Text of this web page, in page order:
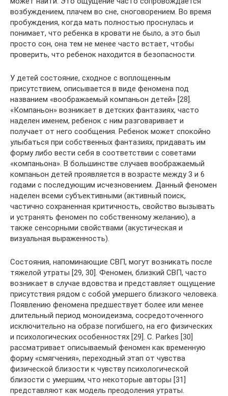
возбуждением, плачем во сне, сноговорением. Во время
пробуждения, когда мать полностью проснулась и
понимает, что ребенка в кровати не было, а это был
просто сон, она тем не менее часто встает, чтобы
проверить, что ребенок находится в безопасности.
У детей состояние, сходное с воплощенным
присутствием, описывается в виде феномена под
названием «воображаемый компаньон детей» [28].
«Компаньон» возникает в детских фантазиях, часто
наделен именем, ребенок с ним разговаривает и
получает от него сообщения. Ребенок может спокойно
улыбаться при собственных фантазиях, придавать им
форму либо вести себя в соответствии с советами
«компаньона». В большинстве случаев воображаемый
компаньон детей проявляется в возрасте между 3 и 6
годами с последующим исчезновением. Данный феномен
наделен всеми субъективными (активный поиск,
частично сохраненная критичность, свойство вызывать
и устранять феномен по собственному желанию), а
также сенсорными свойствами (акустическая и
визуальная выраженность).
Состояния, напоминающие СВП, могут возникать после
тяжелой утраты [29, 30]. Феномен, близкий СВП, часто
возникает в случае вдовства и представляет ощущение
присутствия рядом с собой умершего близкого человека.
Появлению феномена предшествует более или менее
длительный период моноидеизма, сосредоточенного
исключительно на образе погибшего, на его физических
и психологических особенностях [29]. С. Parkes [30]
рассматривает описываемый феномен как временную
форму «смягчения», переходный этап от чувства
физической близости к чувству психологической
близости с умершим, что некоторые авторы [31]
представляют как модель преодоления утраты.